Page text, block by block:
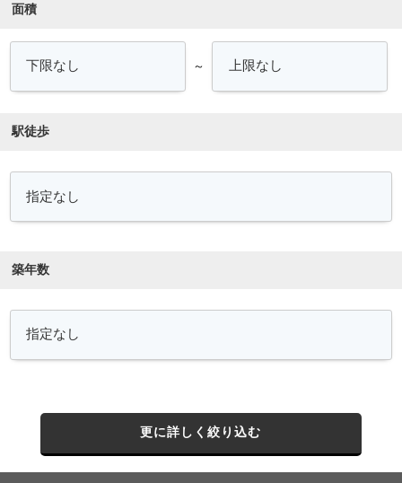
面積
～
駅徒歩
築年数
更に詳しく絞り込む